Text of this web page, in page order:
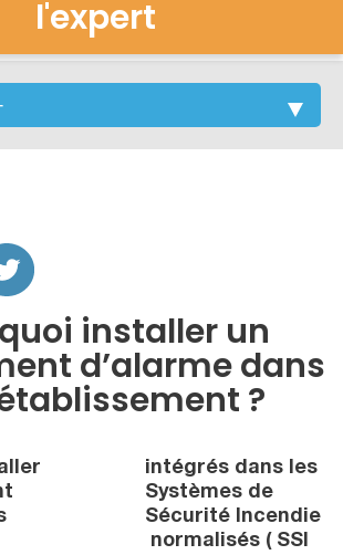
l'expert
installer un
d’alarme dans
?
intégrés dans les
Systèmes de
Sécurité Incendie
normalisés ( SSI